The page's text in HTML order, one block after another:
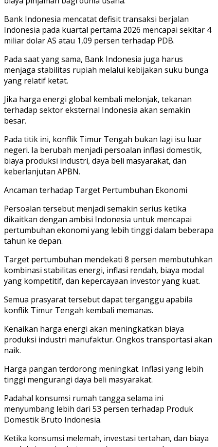
Bank Indonesia mencatat defisit transaksi berjalan
Indonesia pada kuartal pertama 2026 mencapai sekitar 4
miliar dolar AS atau 1,09 persen terhadap PDB.
Pada saat yang sama, Bank Indonesia juga harus
menjaga stabilitas rupiah melalui kebijakan suku bunga
yang relatif ketat.
Jika harga energi global kembali melonjak, tekanan
terhadap sektor eksternal Indonesia akan semakin
besar.
Pada titik ini, konflik Timur Tengah bukan lagi isu luar
negeri. Ia berubah menjadi persoalan inflasi domestik,
biaya produksi industri, daya beli masyarakat, dan
keberlanjutan APBN.
Ancaman terhadap Target Pertumbuhan Ekonomi
Persoalan tersebut menjadi semakin serius ketika
dikaitkan dengan ambisi Indonesia untuk mencapai
pertumbuhan ekonomi yang lebih tinggi dalam beberapa
tahun ke depan.
Target pertumbuhan mendekati 8 persen membutuhkan
kombinasi stabilitas energi, inflasi rendah, biaya modal
yang kompetitif, dan kepercayaan investor yang kuat.
Semua prasyarat tersebut dapat terganggu apabila
konflik Timur Tengah kembali memanas.
Kenaikan harga energi akan meningkatkan biaya
produksi industri manufaktur. Ongkos transportasi akan
naik.
Harga pangan terdorong meningkat. Inflasi yang lebih
tinggi mengurangi daya beli masyarakat.
Padahal konsumsi rumah tangga selama ini
menyumbang lebih dari 53 persen terhadap Produk
Domestik Bruto Indonesia.
Ketika konsumsi melemah, investasi tertahan, dan biaya